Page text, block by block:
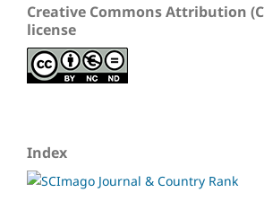
Creative Commons Attribution
license
Index